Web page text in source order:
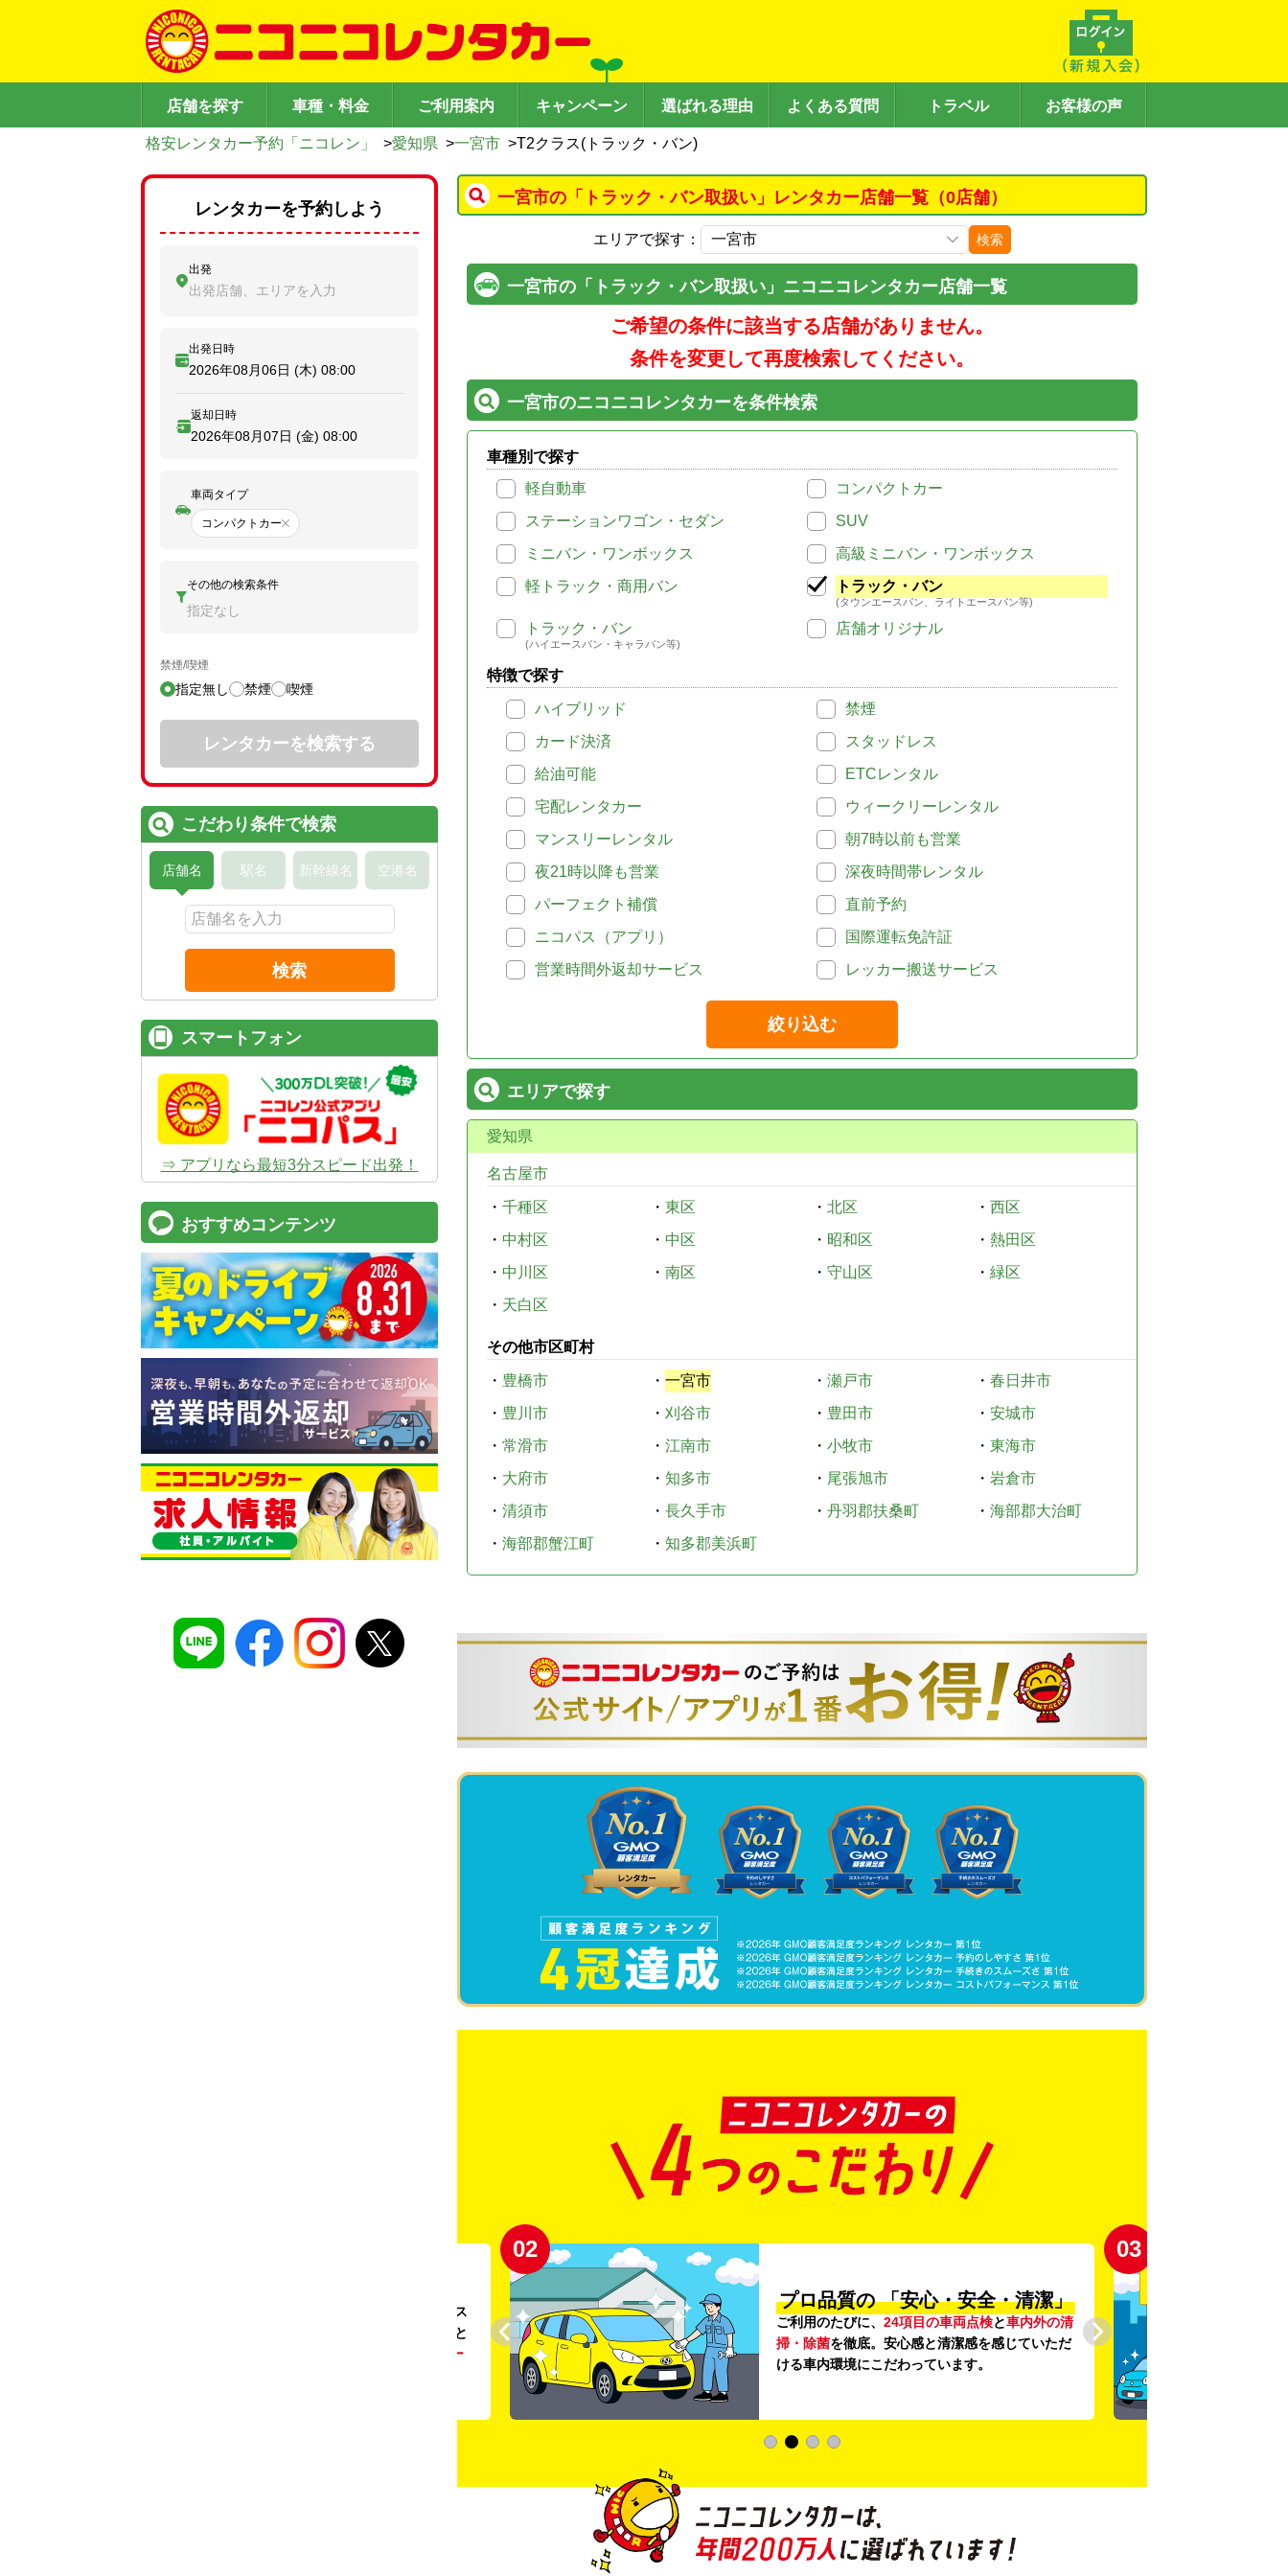
店舗を探す 車種・料金 ご利用案内 キャンペーン 選ばれる理由 よくある質問 トラベル お客様の声
格安レンタカー予約「ニコレン」 >愛知県 >一宮市 >T2クラス(トラック・バン)
一宮市の「トラック・バン取扱い」レンタカー店舗一覧（0店舗）
エリアで探す： 検索
一宮市の「トラック・バン取扱い」ニコニコレンタカー店舗一覧
ご希望の条件に該当する店舗がありません。
条件を変更して再度検索してください。
一宮市のニコニコレンタカーを条件検索
車種別で探す
軽自動車
コンパクトカー
ステーションワゴン・セダン
SUV
ミニバン・ワンボックス
高級ミニバン・ワンボックス
軽トラック・商用バン
トラック・バン
(タウンエースバン、ライトエースバン等)
トラック・バン
(ハイエースバン・キャラバン等)
店舗オリジナル
特徴で探す
ハイブリッド
禁煙
カード決済
スタッドレス
給油可能
ETCレンタル
宅配レンタカー
ウィークリーレンタル
マンスリーレンタル
朝7時以前も営業
夜21時以降も営業
深夜時間帯レンタル
パーフェクト補償
直前予約
ニコパス（アプリ）
国際運転免許証
営業時間外返却サービス
レッカー搬送サービス
絞り込む
エリアで探す
愛知県
名古屋市
・ 千種区 ・ 東区 ・ 北区 ・ 西区
・ 中村区 ・ 中区 ・ 昭和区 ・ 熱田区
・ 中川区 ・ 南区 ・ 守山区 ・ 緑区
・ 天白区
その他市区町村
・ 豊橋市 ・ 一宮市 ・ 瀬戸市 ・ 春日井市
・ 豊川市 ・ 刈谷市 ・ 豊田市 ・ 安城市
・ 常滑市 ・ 江南市 ・ 小牧市 ・ 東海市
・ 大府市 ・ 知多市 ・ 尾張旭市 ・ 岩倉市
・ 清須市 ・ 長久手市 ・ 丹羽郡扶桑町 ・ 海部郡大治町
・ 海部郡蟹江町 ・ 知多郡美浜町
。ガソリンス
タンドや整備工場の既存インフラを活用すること
リー
02
プロ品質の 「安心・安全・清潔」
ご利用のたびに、 24項目の車両点検と車内外の清
掃・除菌を徹底。安心感と清潔感を感じていただ
ける車内環境にこだわっています。
03
レンタカーを予約しよう
出発
出発店舗、エリアを入力
出発日時
2026年08月06日 (木) 08:00
返却日時
2026年08月07日 (金) 08:00
車両タイプ
コンパクトカー
その他の検索条件
指定なし
禁煙/喫煙
指定無し 禁煙 喫煙
レンタカーを検索する
こだわり条件で検索
店舗名 駅名 新幹線名 空港名
検索
スマートフォン
⇒ アプリなら最短3分スピード出発！
おすすめコンテンツ